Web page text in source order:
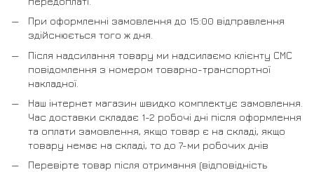
При оформленні замовлення до 15:00 відправлення
здійснюється того ж дня.
Після надсилання товару ми надсилаємо клієнту СМС
повідомлення з номером товарно-транспортної
накладної.
Наш інтернет магазин швидко комплектує замовлення.
Час доставки складає 1-2 робочі дні після оформлення
та оплати замовлення, якщо товар є на складі, якщо
товару немає на складі, то до 7-ми робочих днів
Перевірте товар після отримання (відповідність